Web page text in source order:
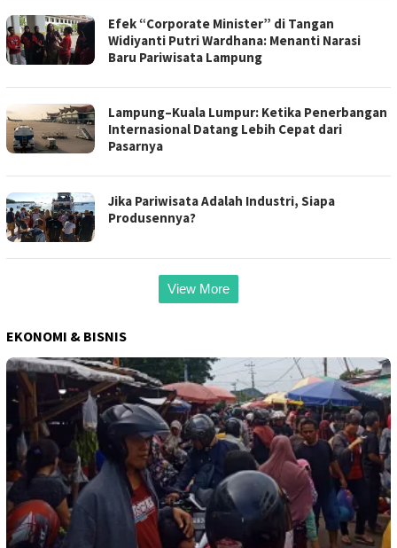
Efek “Corporate Minister” di Tangan
Widiyanti Putri Wardhana: Menanti Narasi
Baru Pariwisata Lampung
Lampung–Kuala Lumpur: Ketika Penerbangan
Internasional Datang Lebih Cepat dari
Pasarnya
Jika Pariwisata Adalah Industri, Siapa
Produsennya?
View More
EKONOMI & BISNIS